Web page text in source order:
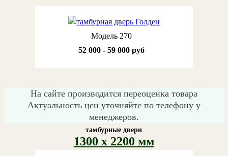
Модель 270
52 000 - 59 000 руб
На сайте производится переоценка товара
Актуальность цен уточняйте по телефону у
менеджеров.
тамбурные двери
1300 х 2200 мм